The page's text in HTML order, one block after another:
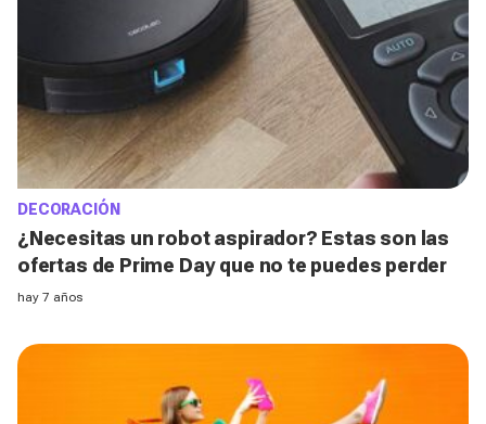
DECORACIÓN
¿Necesitas un robot aspirador? Estas son las
ofertas de Prime Day que no te puedes perder
hay 7 años